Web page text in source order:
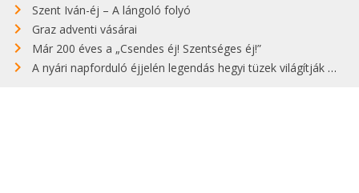
Szent Iván-éj – A lángoló folyó
Graz adventi vásárai
Már 200 éves a „Csendes éj! Szentséges éj!”
A nyári napforduló éjjelén legendás hegyi tüzek világítják meg Zugspitzét